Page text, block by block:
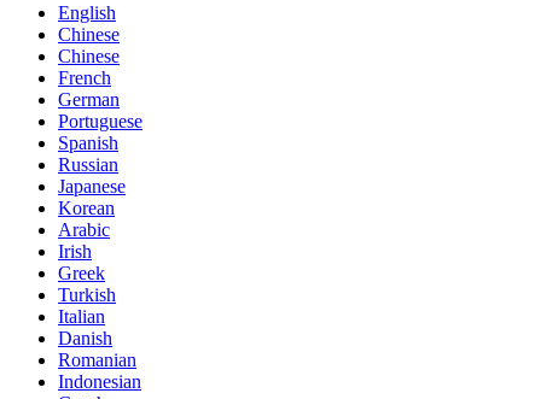
English
Chinese
Chinese
French
German
Portuguese
Spanish
Russian
Japanese
Korean
Arabic
Irish
Greek
Turkish
Italian
Danish
Romanian
Indonesian